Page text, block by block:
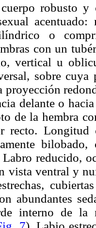
robusto y
o
con un
vertical u
sobre
proyección
delante o
de la hembra
recto.
Labro reducido,
vista ventral y
abundantes
interno de la